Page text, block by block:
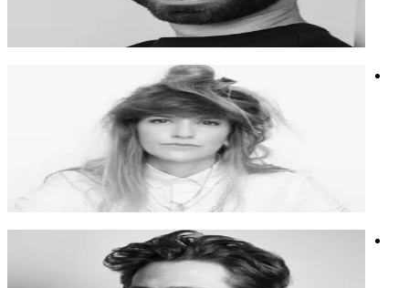
הטמעות AI
מעצבת כוכבת, מרצה ומאמנת. משפיעה על העולם שסביבנו בדרך
מעצבת כוכבת, מרצה ומאמנת. משפיעה על העולם שסביבנו בדרך
יצירתית.
מיתוג
חשיבה יצירתיתעיצוב
מוזיקאי, מפיק, מעבד ומבצע, מולטי-אינסטרומנטליסט, אמן לייב